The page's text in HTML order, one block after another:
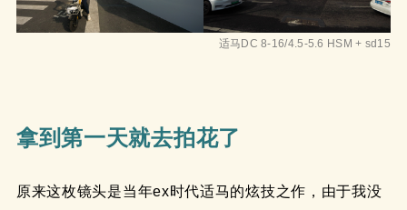
适马DC 8-16/4.5-5.6 HSM + sd15
拿到第一天就去拍花了
原来这枚镜头是当年ex时代适马的炫技之作，由于我没